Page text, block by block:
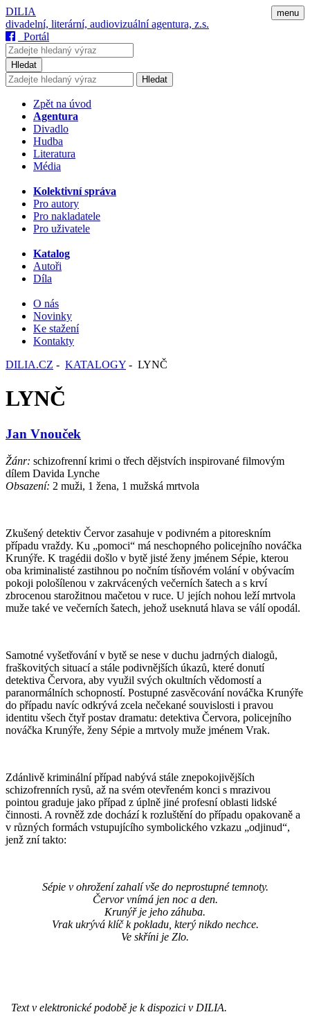
menu
DILIA
divadelní, literární, audiovizuální agentura, z.s.
Portál
Hledat
Hledat
Zpět na úvod
Agentura
Divadlo
Hudba
Literatura
Média
Kolektivní správa
Pro autory
Pro nakladatele
Pro uživatele
Katalog
Autoři
Díla
O nás
Novinky
Ke stažení
Kontakty
DILIA.CZ - KATALOGY - LYNČ
LYNČ
Jan Vnouček
Žánr: schizofrenní krimi o třech dějstvích inspirované filmovým
dílem Davida Lynche
Obsazení: 2 muži, 1 žena, 1 mužská mrtvola
Zkušený detektiv Červor zasahuje v podivném a pitoreskním
případu vraždy. Ku „pomoci“ má neschopného policejního nováčka
Krunýře. K tragédii došlo v bytě jisté ženy jménem Sépie, kterou
oba kriminalisté zastihnou po nočním tísňovém volání v obývacím
pokoji pološílenou v zakrvácených večerních šatech a s krví
zbrocenou starožitnou mačetou v ruce. U jejích nohou leží mrtvola
muže také ve večerních šatech, jehož useknutá hlava se válí opodál.
Samotné vyšetřování v bytě se nese v duchu jadrných dialogů,
fraškovitých situací a stále podivnějších úkazů, které donutí
detektiva Červora, aby využil svých okultních vědomostí a
paranormálních schopností. Postupné zasvěcování nováčka Krunýře
do případu navíc odkrývá zcela nečekané souvislosti i pravou
identitu všech čtyř postav dramatu: detektiva Červora, policejního
nováčka Krunýře, ženy Sépie a mrtvoly muže jménem Vrak.
Zdánlivě kriminální případ nabývá stále znepokojivějších
schizofrenních rysů, až na svém otevřeném konci s mrazivou
pointou graduje jako případ z úplně jiné profesní oblasti lidské
činnosti. A rovněž zde dochází k rozluštění do případu opakovaně a
v různých formách vstupujícího symbolického vzkazu „odjinud“,
jenž zní takto:
Sépie v ohrožení zahalí vše do neprostupné temnoty.
Červor vnímá jen noc a den.
Krunýř je jeho záhuba.
Vrak ukrývá klíč k pokladu, který nikdo nechce.
Ve skříni je Zlo.
Text v elektronické podobě je k dispozici v DILIA.